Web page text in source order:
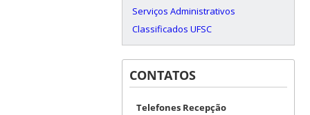
Serviços Administrativos
Classificados UFSC
CONTATOS
Telefones Recepção